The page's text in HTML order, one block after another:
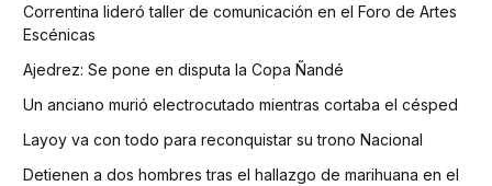
Correntina lideró taller de comunicación en el Foro de Artes
Escénicas
Ajedrez: Se pone en disputa la Copa Ñandé
Un anciano murió electrocutado mientras cortaba el césped
Layoy va con todo para reconquistar su trono Nacional
Detienen a dos hombres tras el hallazgo de marihuana en el